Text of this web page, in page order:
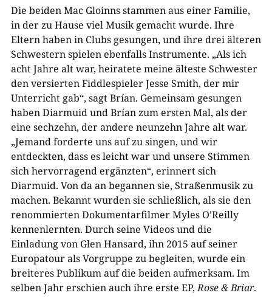
Die beiden Mac Gloinns stammen aus einer Familie,
in der zu Hause viel Musik gemacht wurde. Ihre
Eltern haben in Clubs gesungen, und ihre drei älteren
Schwestern spielen ebenfalls Instrumente. „Als ich
acht Jahre alt war, heiratete meine älteste Schwester
den versierten Fiddlespieler Jesse Smith, der mir
Unterricht gab“, sagt Brían. Gemeinsam gesungen
haben Diarmuid und Brían zum ersten Mal, als der
eine sechzehn, der andere neunzehn Jahre alt war.
„Jemand forderte uns auf zu singen, und wir
entdeckten, dass es leicht war und unsere Stimmen
sich hervorragend ergänzten“, erinnert sich
Diarmuid. Von da an begannen sie, Straßenmusik zu
machen. Bekannt wurden sie schließlich, als sie den
renommierten Dokumentarfilmer Myles O’Reilly
kennenlernten. Durch seine Videos und die
Einladung von Glen Hansard, ihn 2015 auf seiner
Europatour als Vorgruppe zu begleiten, wurde ein
breiteres Publikum auf die beiden aufmerksam. Im
selben Jahr erschien auch ihre erste EP,Rose & Briar.